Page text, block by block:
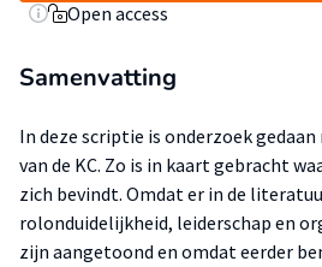
Open access
Samenvatting
In deze scriptie is onderzoek
van de KC. Zo is in kaart gebracht
zich bevindt. Omdat er in de
rolonduidelijkheid, leiderschap en
zijn aangetoond en omdat eerder